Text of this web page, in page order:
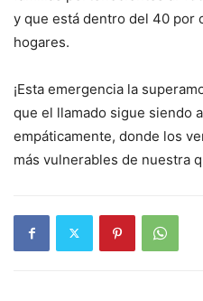
y que está dentro del 40 por
hogares.
¡Esta emergencia la
que el llamado sigue siendo
empáticamente, donde los
más vulnerables de nuestra